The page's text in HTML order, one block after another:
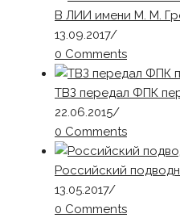
В ЛИИ имени М. М.
13.09.2017/
0 Comments
ТВЗ передал ФПК
22.06.2015/
0 Comments
Российский
13.05.2017/
0 Comments